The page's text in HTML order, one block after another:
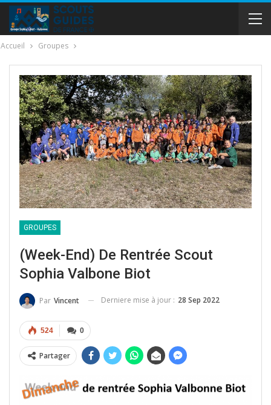
Accueil Groupes
GROUPES
(Week-End) De Rentrée Scout
Sophia Valbone Biot
Par Vincent Derniere mise à jour : 28 Sep 2022
0
524
Partager